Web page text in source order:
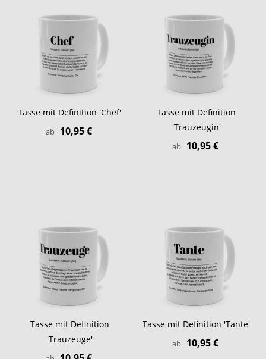
Tasse mit Definition 'Chef'
ab 10,95 €
Tasse mit Definition
'Trauzeugin'
ab 10,95 €
Tasse mit Definition
'Trauzeuge'
Tasse mit Definition 'Tante'
ab 10,95 €